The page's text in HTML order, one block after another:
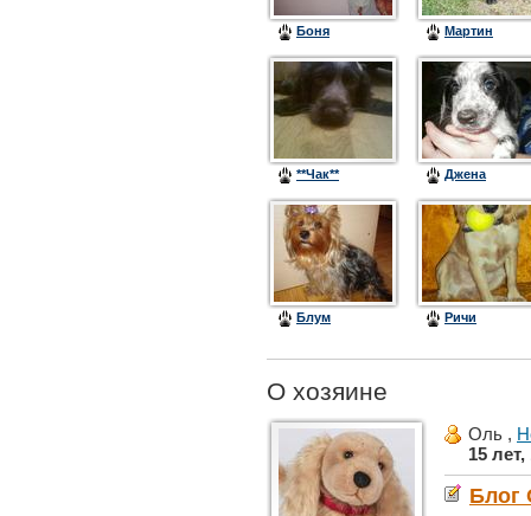
Боня Мартин
**Чак** Джена
Блум Ричи
О хозяине
Оль ,
15
Блог